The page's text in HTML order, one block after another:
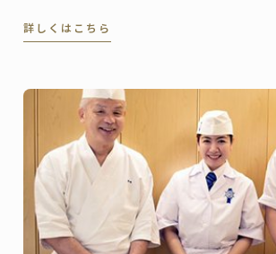
詳しくはこちら